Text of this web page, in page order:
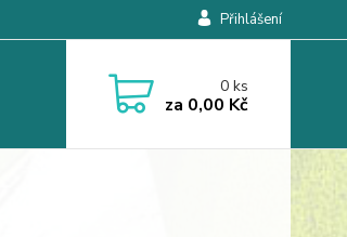
Přihlášení
0ks
za 0,00 Kč